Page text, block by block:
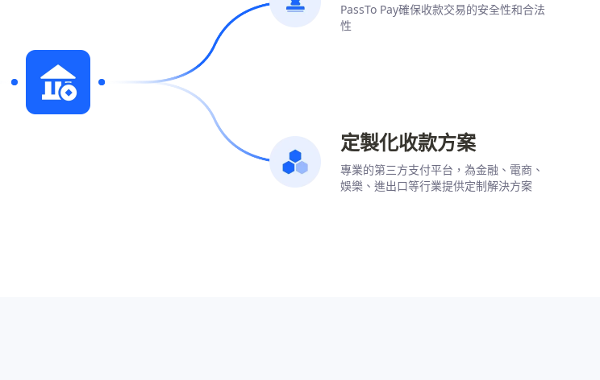
PassTo Pay確保收款交易的安全性和合法
性
定製化收款方案
專業的第三方支付平台，為金融、電商、
娛樂、進出口等行業提供定制解決方案